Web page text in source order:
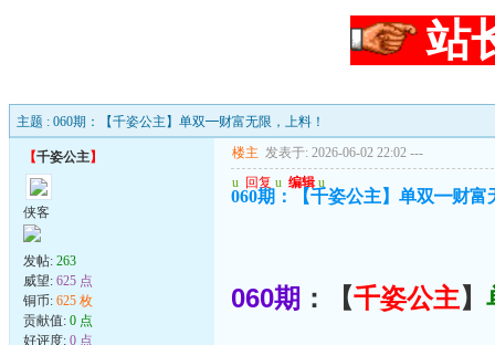
站
主题 : 060期：【千姿公主】单双━财富无限，上料！
【千姿公主】
侠客
发帖: 263
威望: 625 点
铜币: 625 枚
贡献值: 0 点
好评度: 0 点
楼主 发表于: 2026-06-02 22:02 ---
u 回复 u 编辑 u
060期：【千姿公主】单双━财富
060期 ：【千姿公主】